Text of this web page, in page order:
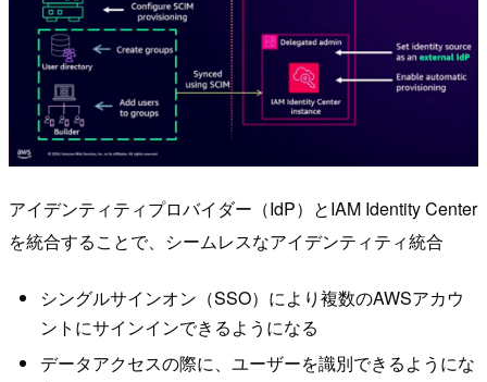
アイデンティティプロバイダー（IdP）とIAM Identity Center
を統合することで、シームレスなアイデンティティ統合
シングルサインオン（SSO）により複数のAWSアカウ
ントにサインインできるようになる
データアクセスの際に、ユーザーを識別できるようにな